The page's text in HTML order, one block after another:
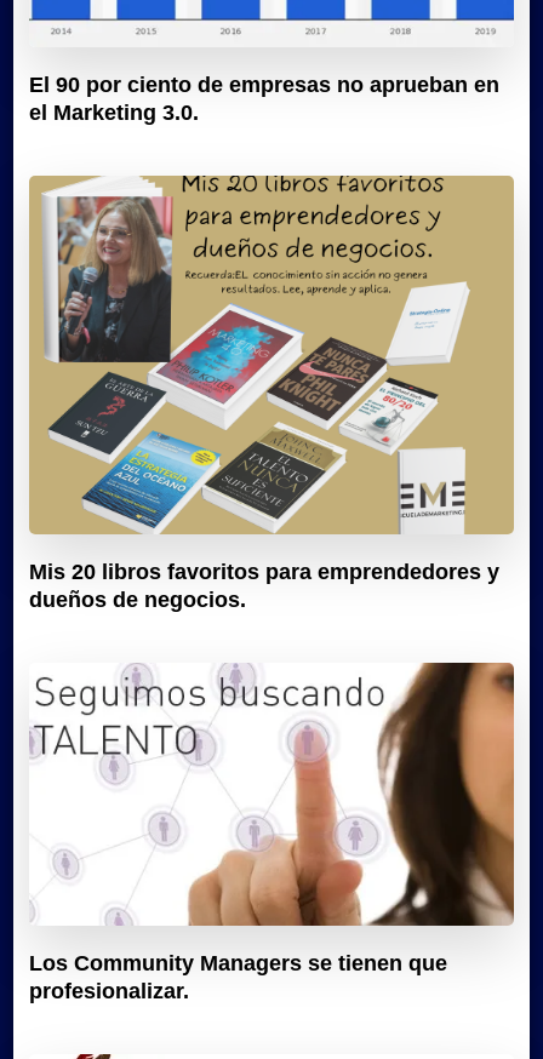
El 90 por ciento de empresas no aprueban en
el Marketing 3.0.
Mis 20 libros favoritos para emprendedores y
dueños de negocios.
Los Community Managers se tienen que
profesionalizar.